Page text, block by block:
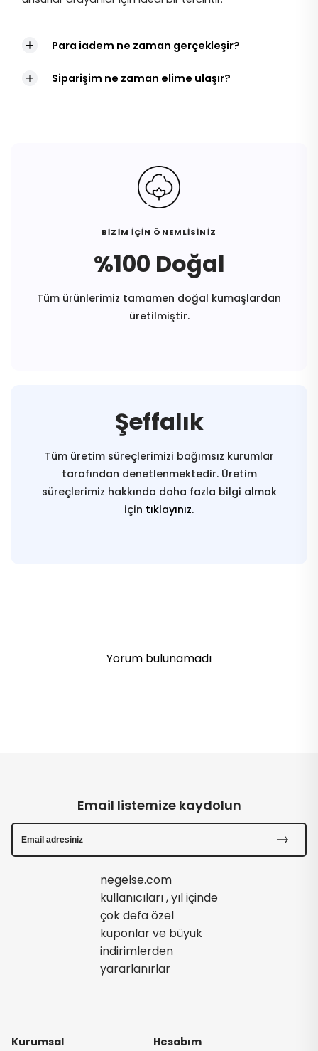
Para iadem ne zaman gerçekleşir?
Siparişim ne zaman elime ulaşır?
BİZİM İÇİN ÖNEMLİSİNİZ
%100 Doğal
Tüm ürünlerimiz tamamen doğal kumaşlardan
üretilmiştir.
Şeffalık
Tüm üretim süreçlerimizi bağımsız kurumlar
tarafından denetlenmektedir. Üretim
süreçlerimiz hakkında daha fazla bilgi almak
için tıklayınız.
Yorum bulunamadı
Kurumsal Hesabım
Email listemize kaydolun
negelse.com
kullanıcıları , yıl içinde
çok defa özel
kuponlar ve büyük
indirimlerden
yararlanırlar